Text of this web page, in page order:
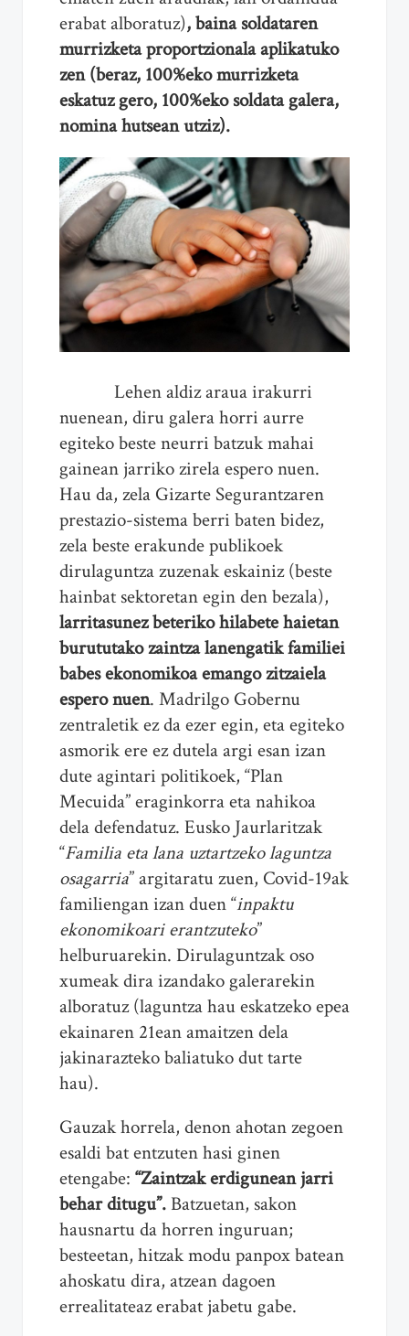
erabat alboratuz), baina soldataren
murrizketa proportzionala aplikatuko
zen (beraz, 100%eko murrizketa
eskatuz gero, 100%eko soldata galera,
nomina hutsean utziz).
Lehen aldiz araua irakurri
nuenean, diru galera horri aurre
egiteko beste neurri batzuk mahai
gainean jarriko zirela espero nuen.
Hau da, zela Gizarte Segurantzaren
prestazio-sistema berri baten bidez,
zela beste erakunde publikoek
dirulaguntza zuzenak eskainiz (beste
hainbat sektoretan egin den bezala),
larritasunez beteriko hilabete haietan
burututako zaintza lanengatik familiei
babes ekonomikoa emango zitzaiela
espero nuen. Madrilgo Gobernu
zentraletik ez da ezer egin, eta egiteko
asmorik ere ez dutela argi esan izan
dute agintari politikoek, “Plan
Mecuida” eraginkorra eta nahikoa
dela defendatuz. Eusko Jaurlaritzak
“Familia eta lana uztartzeko laguntza
osagarria” argitaratu zuen, Covid-19ak
familiengan izan duen “inpaktu
ekonomikoari erantzuteko”
helburuarekin. Dirulaguntzak oso
xumeak dira izandako galerarekin
alboratuz (laguntza hau eskatzeko epea
ekainaren 21ean amaitzen dela
jakinarazteko baliatuko dut tarte
hau).
Gauzak horrela, denon ahotan zegoen
esaldi bat entzuten hasi ginen
etengabe: “Zaintzak erdigunean jarri
behar ditugu”.Batzuetan, sakon
hausnartu da horren inguruan;
besteetan, hitzak modu panpox batean
ahoskatu dira, atzean dagoen
errealitateaz erabat jabetu gabe.